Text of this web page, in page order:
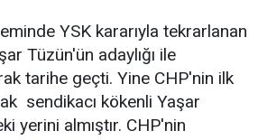
YSK kararıyla tekrarlanan
Tüzün'ün adaylığı ile
tarihe geçti. Yine CHP'nin ilk
sendikacı kökenli Yaşar
yerini almıştır. CHP'nin